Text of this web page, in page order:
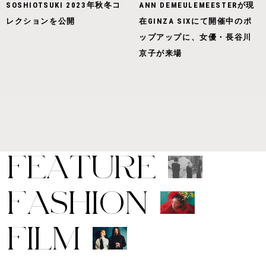
SOSHIOTSUKI 2023年秋冬コ
レクションを公開
ANN DEMEULEMEESTERが現
在GINZA SIXにて開催中のポ
ップアップに、女優・長谷川
京子が来場
FEATURE
FASHION
FILM